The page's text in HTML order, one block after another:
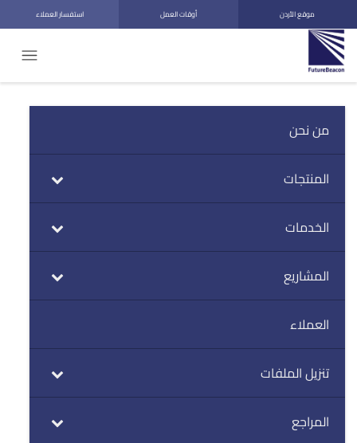
موقع الأردن أوقات العمل استفسار العملاء
من نحن
المنتجات
الخدمات
المشاريع
العملاء
تنزيل الملفات
المراجع